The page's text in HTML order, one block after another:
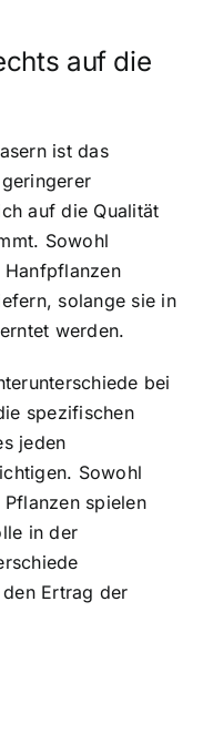
auf die
ist das
auf die Qualität
Sowohl
Hanfpflanzen
solange sie in
werden.
bei
spezifischen
jeden
Sowohl
spielen
in der
Ertrag der